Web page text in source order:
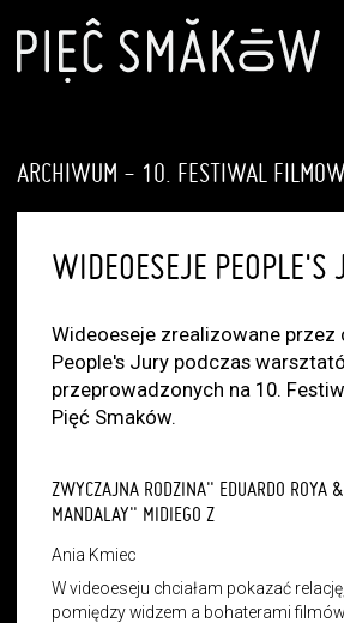
ARCHIWUM - 10. FESTIWAL
WIDEOESEJE PEOPLE'S
Wideoeseje zrealizowane przez
People's Jury podczas
przeprowadzonych na 10.
Pięć Smaków.
ZWYCZAJNA RODZINA" EDUARDO ROYA
MANDALAY" MIDIEGO Z
Ania Kmiec
W videoeseju chciałam pokazać
pomiędzy widzem a bohaterami